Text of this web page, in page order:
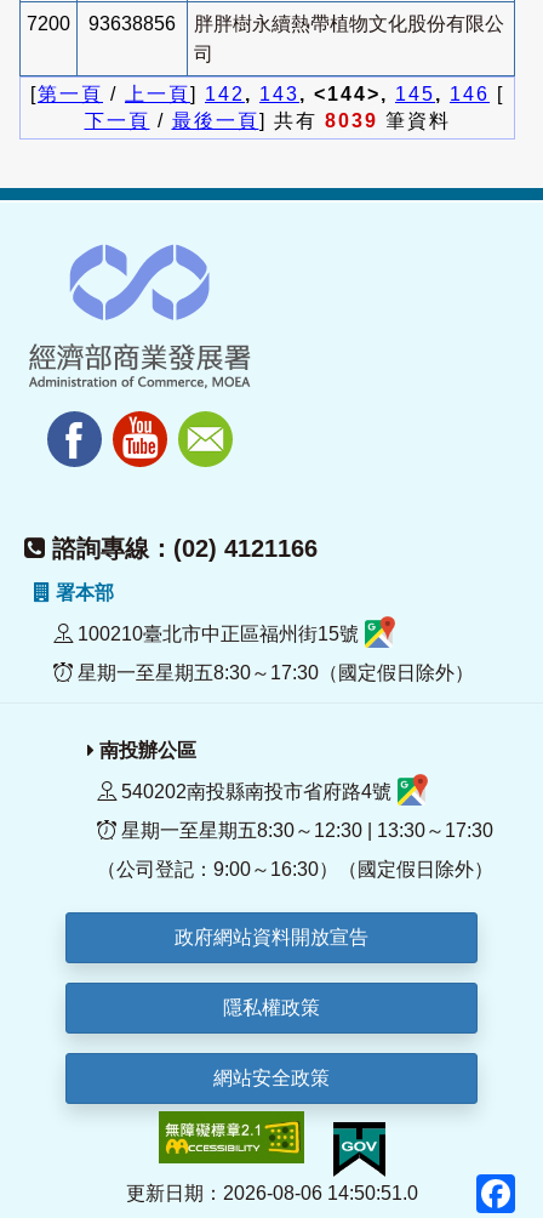
7200 93638856
胖胖樹永續熱帶植物文化股份有限公
司
[第一頁 / 上一頁] 142 , 143, <144>, 145, 146 [
下一頁 / 最後一頁] 共有 8039 筆資料
諮詢專線：(02) 4121166
署本部
100210臺北市中正區福州街15號
星期一至星期五8:30～17:30（國定假日除外）
南投辦公區
540202南投縣南投市省府路4號
星期一至星期五8:30～12:30 | 13:30～17:30
（公司登記：9:00～16:30）（國定假日除外）
政府網站資料開放宣告
隱私權政策
網站安全政策
更新日期：2026-08-06 14:50:51.0